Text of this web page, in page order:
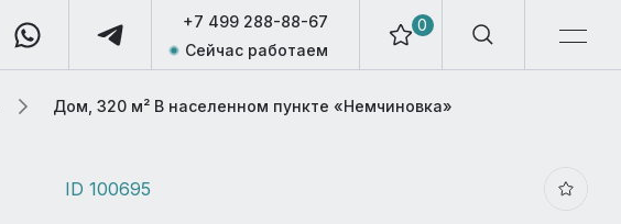
0
+7 499 288-88-67
Сейчас работаем
Дом, 320 м² В населенном пункте «Немчиновка»
ID 100695